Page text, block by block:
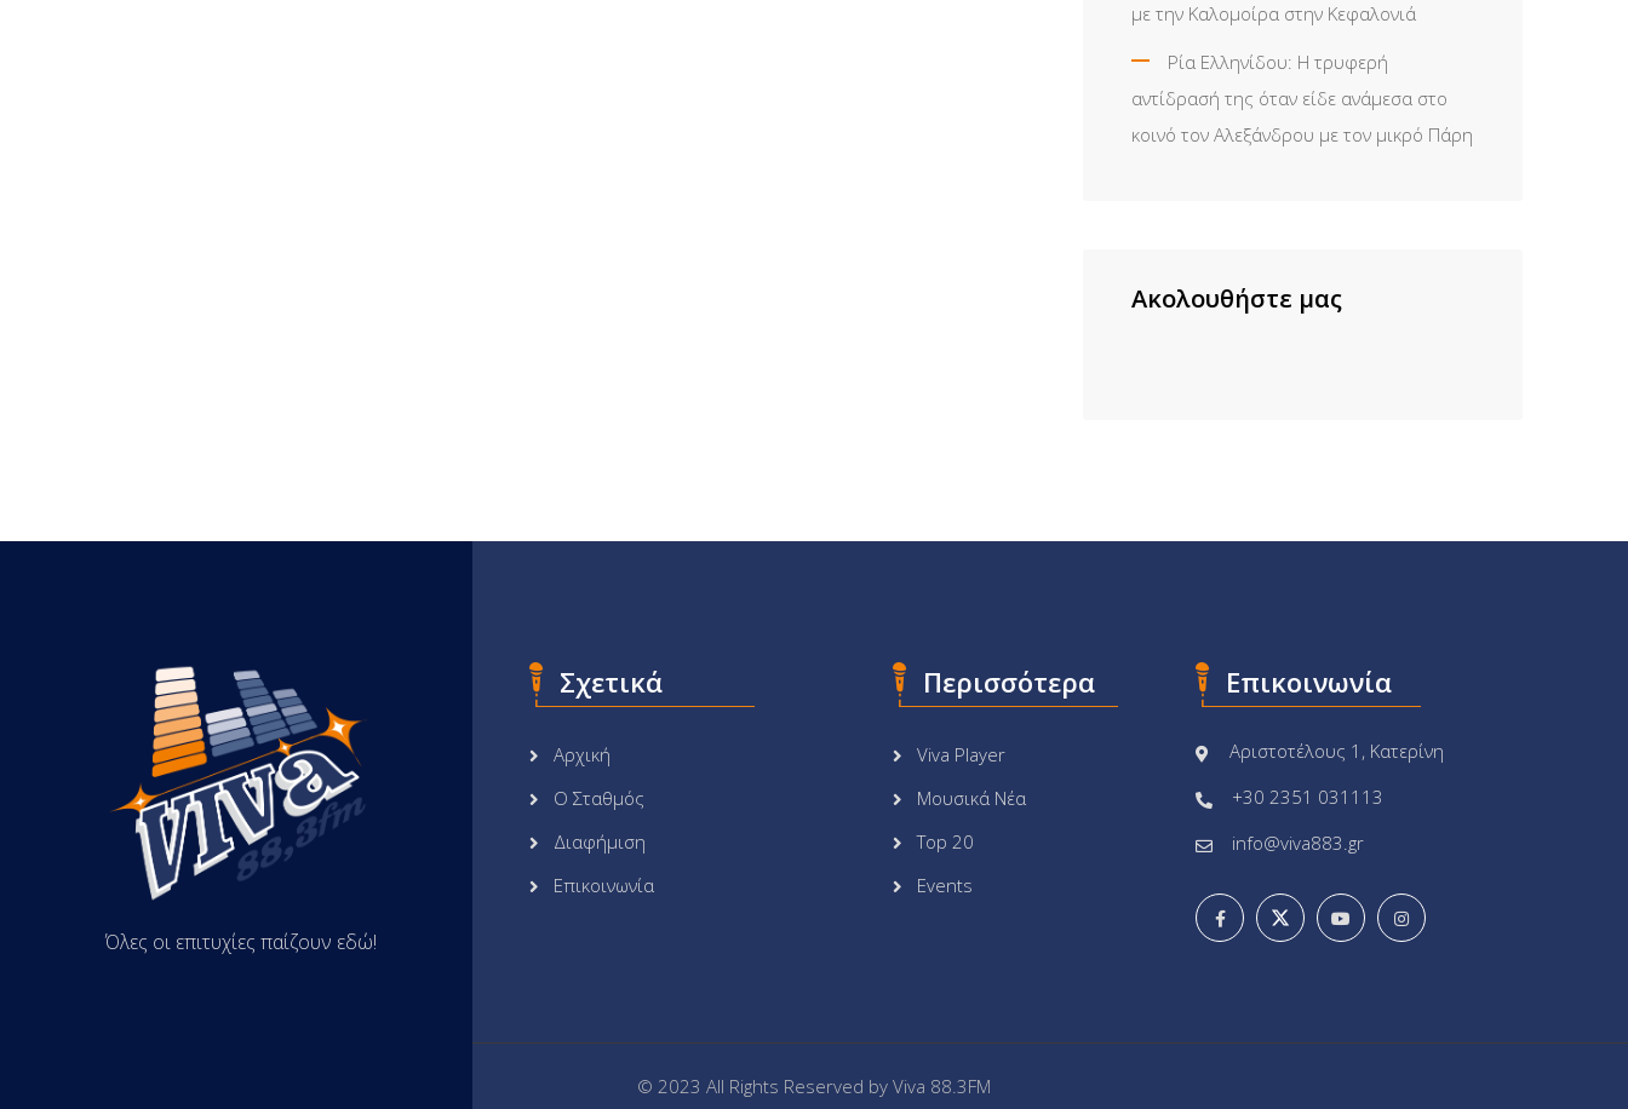
με την Καλομοίρα στην Κεφαλονιά
Ρία Ελληνίδου: H τρυφερή
αντίδρασή της όταν είδε ανάμεσα στο
κοινό τον Αλεξάνδρου με τον μικρό Πάρη
Ακολουθήστε μας
Όλες οι επιτυχίες παίζουν εδώ!
Σχετικά
Αρχική
Ο Σταθμός
Διαφήμιση
Επικοινωνία
Περισσότερα
Viva Player
Μουσικά Νέα
Top 20
Events
Επικοινωνία
Αριστοτέλους 1, Κατερίνη
+30 2351 031113
info@viva883.gr
© 2023 All Rights Reserved by Viva 88.3FM